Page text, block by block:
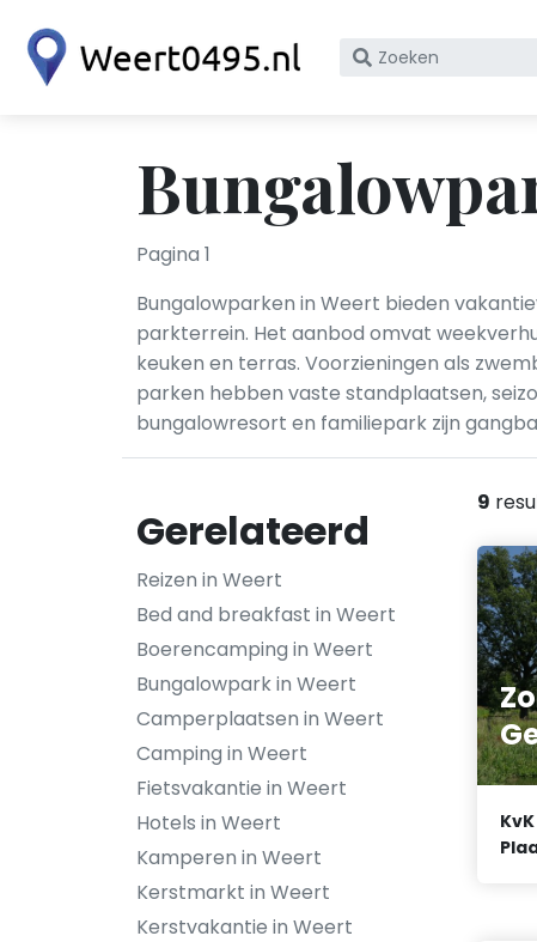
Zoek
KvK
nummer
Pagina 1
Bungalowparken in Weert bieden
parkterrein. Het aanbod omvat
keuken en terras. Voorzieningen als
parken hebben vaste standplaatsen,
bungalowresort en familiepark zijn
Gerelateerd
Reizen in Weert
Bed and breakfast in Weert
Boerencamping in Weert
Bungalowpark in Weert
Camperplaatsen in Weert
Camping in Weert
Fietsvakantie in Weert
Hotels in Weert
Kamperen in Weert
Kerstmarkt in Weert
Kerstvakantie in Weert
9